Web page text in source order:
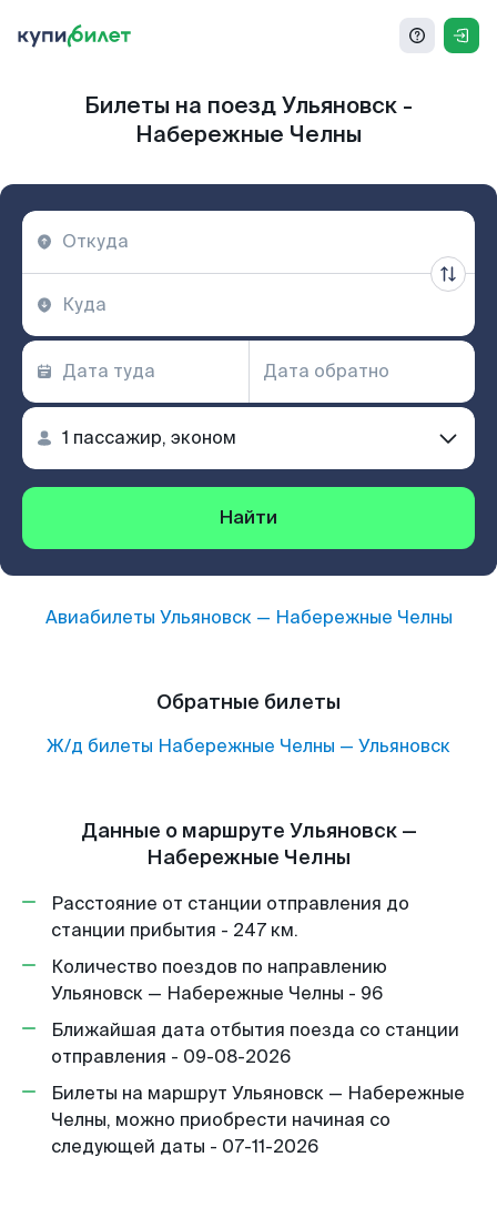
Билеты на поезд Ульяновск -
Набережные Челны
Найти
Авиабилеты Ульяновск— Набережные Челны
Обратные билеты
Ж/д билеты Набережные Челны — Ульяновск
Данные о маршруте Ульяновск —
Набережные Челны
Расстояние от станции отправления до
станции прибытия - 247 км.
Количество поездов по направлению
Ульяновск — Набережные Челны - 96
Ближайшая дата отбытия поезда со станции
отправления - 09-08-2026
Билеты на маршрут Ульяновск — Набережные
Челны, можно приобрести начиная со
следующей даты - 07-11-2026